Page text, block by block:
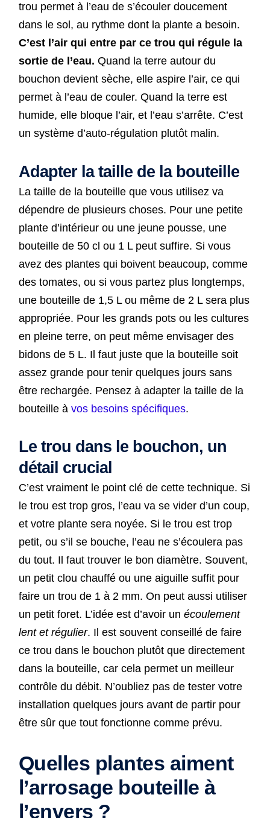
trou permet à l’eau de s’écouler doucement
dans le sol, au rythme dont la plante a besoin.
C’est l’air qui entre par ce trou qui régule la
sortie de l’eau. Quand la terre autour du
bouchon devient sèche, elle aspire l’air, ce qui
permet à l’eau de couler. Quand la terre est
humide, elle bloque l’air, et l’eau s’arrête. C’est
un système d’auto-régulation plutôt malin.
Adapter la taille de la bouteille
La taille de la bouteille que vous utilisez va
dépendre de plusieurs choses. Pour une petite
plante d’intérieur ou une jeune pousse, une
bouteille de 50 cl ou 1 L peut suffire. Si vous
avez des plantes qui boivent beaucoup, comme
des tomates, ou si vous partez plus longtemps,
une bouteille de 1,5 L ou même de 2 L sera plus
appropriée. Pour les grands pots ou les cultures
en pleine terre, on peut même envisager des
bidons de 5 L. Il faut juste que la bouteille soit
assez grande pour tenir quelques jours sans
être rechargée. Pensez à adapter la taille de la
bouteille à vos besoins spécifiques.
Le trou dans le bouchon, un
détail crucial
C’est vraiment le point clé de cette technique. Si
le trou est trop gros, l’eau va se vider d’un coup,
et votre plante sera noyée. Si le trou est trop
petit, ou s’il se bouche, l’eau ne s’écoulera pas
du tout. Il faut trouver le bon diamètre. Souvent,
un petit clou chauffé ou une aiguille suffit pour
faire un trou de 1 à 2 mm. On peut aussi utiliser
un petit foret. L’idée est d’avoir un écoulement
lent et régulier. Il est souvent conseillé de faire
ce trou dans le bouchon plutôt que directement
dans la bouteille, car cela permet un meilleur
contrôle du débit. N’oubliez pas de tester votre
installation quelques jours avant de partir pour
être sûr que tout fonctionne comme prévu.
Quelles plantes aiment
l’arrosage bouteille à
l’envers ?